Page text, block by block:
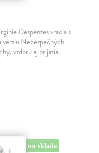
Despentes vracia s
verziu Nebezpečných
vzdoru aj prijatia.
na sklade